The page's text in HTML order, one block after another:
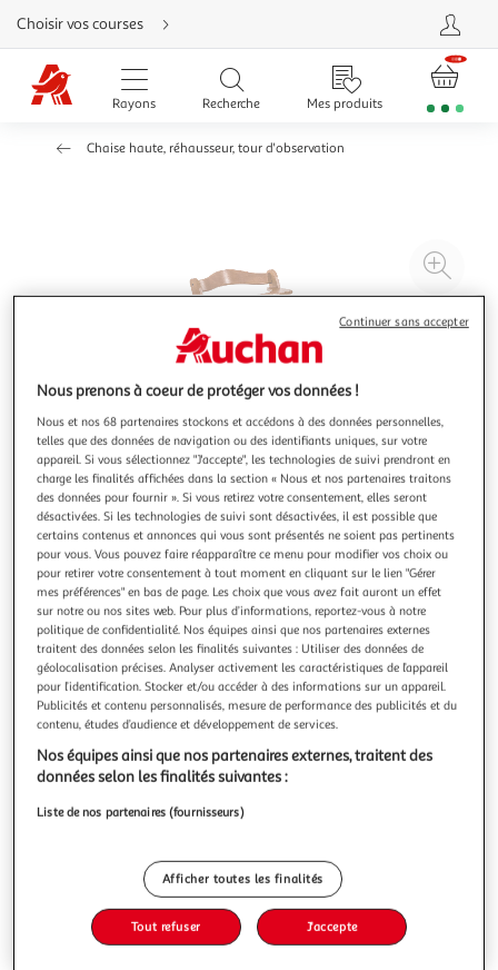
Aller
directement
au
contenu
Aller
directement
Aller
besoin
Choisir vos courses
Rayons Recherche Mes produits
Chaise haute, réhausseur, tour d'observation
à
Illustration
précédente suivante
HAUCK
Chaise haute en bois Alpha+B
Garantie fabricant: 2 ans *
Vous voulez connaître le prix de ce produit ?
Afficher le prix
Caractéristiques
Nous prenons à coeur de protéger vos données !
Nous et nos 68 partenaires stockons et accédons à des données personnelles,
telles que des données de navigation ou des identifiants uniques, sur votre
appareil. Si vous sélectionnez "J'accepte", les technologies de suivi prendront en
charge les finalités affichées dans la section « Nous et nos partenaires traitons
des données pour fournir ». Si vous retirez votre consentement, elles seront
désactivées. Si les technologies de suivi sont désactivées, il est possible que
certains contenus et annonces qui vous sont présentés ne soient pas pertinents
pour vous. Vous pouvez faire réapparaître ce menu pour modifier vos choix ou
pour retirer votre consentement à tout moment en cliquant sur le lien "Gérer
mes préférences" en bas de page. Les choix que vous avez fait auront un effet
sur notre ou nos sites web. Pour plus d’informations, reportez-vous à notre
politique de confidentialité. Nos équipes ainsi que nos partenaires externes
traitent des données selon les finalités suivantes : Utiliser des données de
géolocalisation précises. Analyser activement les caractéristiques de l’appareil
pour l’identification. Stocker et/ou accéder à des informations sur un appareil.
Publicités et contenu personnalisés, mesure de performance des publicités et du
contenu, études d’audience et développement de services.
Nos équipes ainsi que nos partenaires externes, traitent des
données selon les finalités suivantes :
Liste de nos partenaires (fournisseurs)
Afficher toutes les finalités
Tout refuser J'accepte
Continuer sans accepter